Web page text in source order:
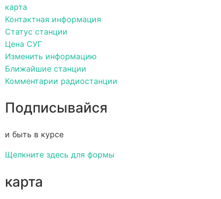
карта
Контактная информация
Статус станции
Цена СУГ
Изменить информацию
Ближайшие станции
Комментарии радиостанции
Подписывайся
и быть в курсе
Щелкните здесь для формы
карта